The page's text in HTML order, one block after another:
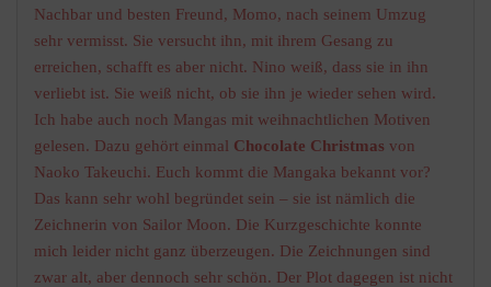
Nachbar und besten Freund, Momo, nach seinem Umzug
sehr vermisst. Sie versucht ihn, mit ihrem Gesang zu
erreichen, schafft es aber nicht. Nino weiß, dass sie in ihn
verliebt ist. Sie weiß nicht, ob sie ihn je wieder sehen wird.
Ich habe auch noch Mangas mit weihnachtlichen Motiven
gelesen. Dazu gehört einmal Chocolate Christmas von
Naoko Takeuchi. Euch kommt die Mangaka bekannt vor?
Das kann sehr wohl begründet sein – sie ist nämlich die
Zeichnerin von Sailor Moon. Die Kurzgeschichte konnte
mich leider nicht ganz überzeugen. Die Zeichnungen sind
zwar alt, aber dennoch sehr schön. Der Plot dagegen ist nicht